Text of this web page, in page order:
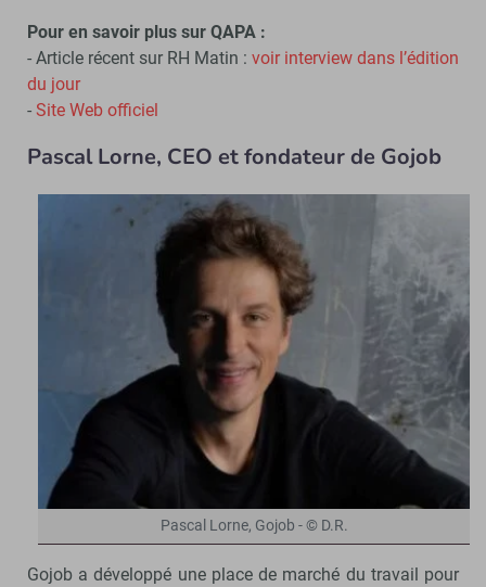
Pour en savoir plus sur QAPA :
- Article récent sur RH Matin : voir interview dans l’édition
du jour
- Site Web officiel
Pascal Lorne, CEO et fondateur de Gojob
Pascal Lorne, Gojob - © D.R.
Gojob a développé une place de marché du travail pour